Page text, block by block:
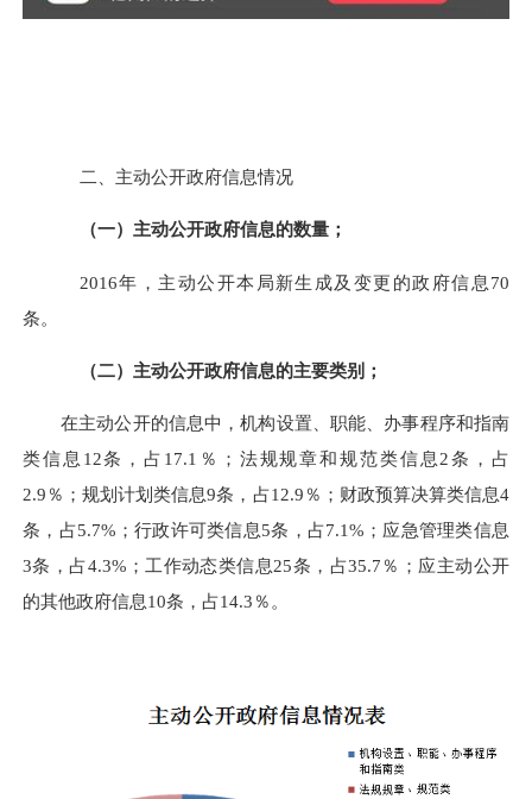
二、主动公开政府信息情况
（一）主动公开政府信息的数量；
2016年，主动公开本局新生成及变更的政府信息70
条。
（二）主动公开政府信息的主要类别；
在主动公开的信息中，机构设置、职能、办事程序和指南
类信息12条，占17.1％；法规规章和规范类信息2条，占
2.9％；规划计划类信息9条，占12.9％；财政预算决算类信息4
条，占5.7%；行政许可类信息5条，占7.1%；应急管理类信息
3条，占4.3%；工作动态类信息25条，占35.7％；应主动公开
的其他政府信息10条，占14.3％。